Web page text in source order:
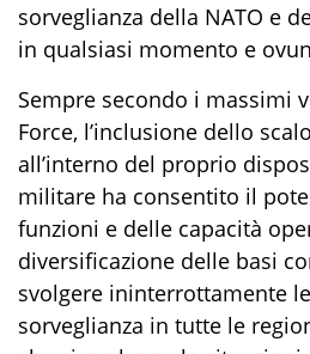
sorveglianza della NATO e
in qualsiasi momento e
Sempre secondo i massimi
Force, l’inclusione dello
all’interno del proprio
militare ha consentito il
funzioni e delle capacità
diversificazione delle basi
svolgere ininterrottamente
sorveglianza in tutte le